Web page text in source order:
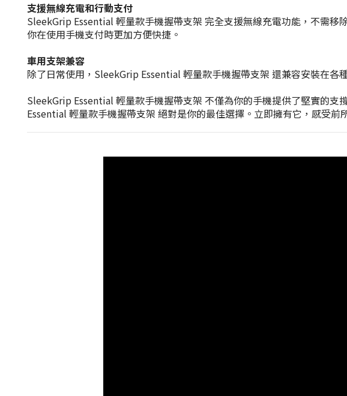
支援無線充電和行動支付
SleekGrip Essential 輕量款手機握帶支架 完全支援無線充電功能，不需
你在使用手機支付時更加方便快捷。
車用支架兼容
除了日常使用，SleekGrip Essential 輕量款手機握帶支架 還兼容安裝在
SleekGrip Essential 輕量款手機握帶支架 不僅為你的手機提供了堅實的
Essential 輕量款手機握帶支架 絕對是你的最佳選擇。立即擁有它，感受前